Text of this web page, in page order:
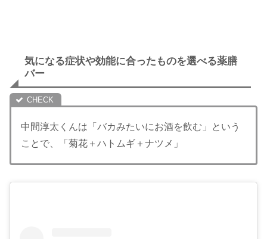
気になる症状や効能に合ったものを選べる薬膳
バー
中間淳太くんは「バカみたいにお酒を飲む」という
ことで、「菊花＋ハトムギ＋ナツメ」